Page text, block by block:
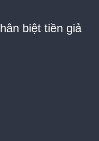
biệt tiền giả